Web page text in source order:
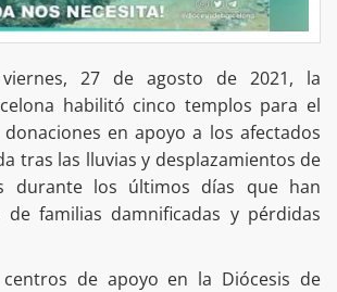
27 de agosto de 2021, la
habilitó cinco templos para el
en apoyo a los afectados
tras las lluvias y desplazamientos de
durante los últimos días que han
de familias damnificadas y pérdidas
de apoyo en la Diócesis de